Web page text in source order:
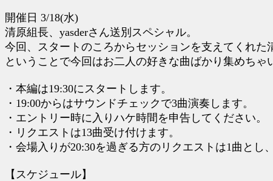
開催日 3/18(水)
清原組長、yasderさん送別スペシャル。
今回、スタートのころからセッションを支えてくれ
ということで今回はお二人の好きな曲ばかり集めちゃ
・本編は19:30にスタートします。
・19:00からはサウンドチェックで3曲演奏します。
・エントリー時に入りハケ時間を申告してください。
・リクエストは13曲受け付けます。
・会場入りが20:30を過ぎる方のリクエストは1曲とし
【スケジュール】